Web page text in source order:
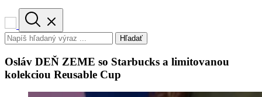
Hľadať
Osláv DEŇ ZEME so Starbucks a limitovanou
kolekciou Reusable Cup